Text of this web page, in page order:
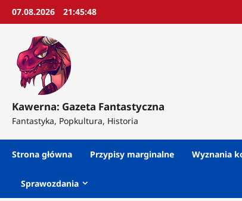
Przejdź
07.08.2026 21:45:50
Kawerna: Gazeta Fantastyczna
Fantastyka, Popkultura, Historia
Strona główna Przypisy marginalne Wyznania
Sprawozdania